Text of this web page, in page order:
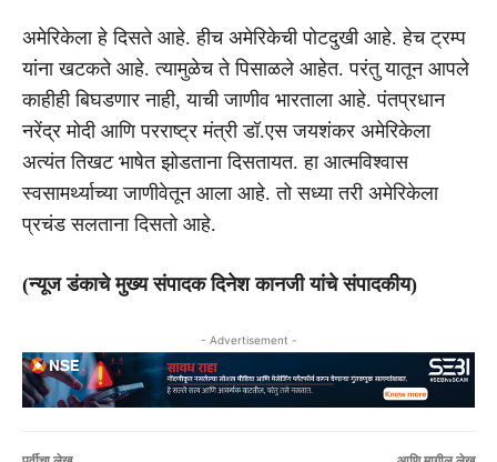
अमेरिकेला हे दिसते आहे. हीच अमेरिकेची पोटदुखी आहे. हेच ट्रम्प
यांना खटकते आहे. त्यामुळेच ते पिसाळले आहेत. परंतु यातून आपले
काहीही बिघडणार नाही, याची जाणीव भारताला आहे. पंतप्रधान
नरेंद्र मोदी आणि परराष्ट्र मंत्री डॉ.एस जयशंकर अमेरिकेला
अत्यंत तिखट भाषेत झोडताना दिसतायत. हा आत्मविश्वास
स्वसामर्थ्याच्या जाणीवेतून आला आहे. तो सध्या तरी अमेरिकेला
प्रचंड सलताना दिसतो आहे.
(न्यूज डंकाचे मुख्य संपादक दिनेश कानजी यांचे संपादकीय)
- Advertisement -